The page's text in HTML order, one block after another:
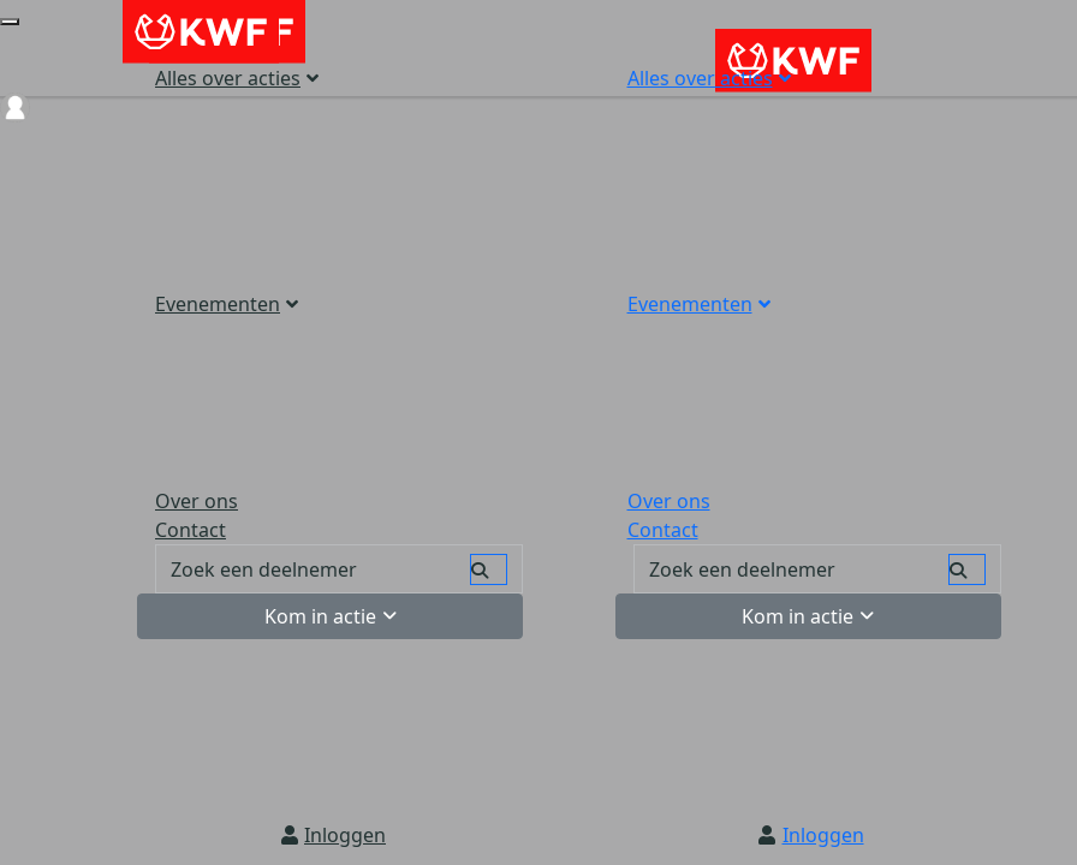
Alles over acties
Evenementen
Over ons
Contact
Kom in actie
Inloggen
Alles over acties
Evenementen
Over ons
Contact
Kom in actie
Inloggen